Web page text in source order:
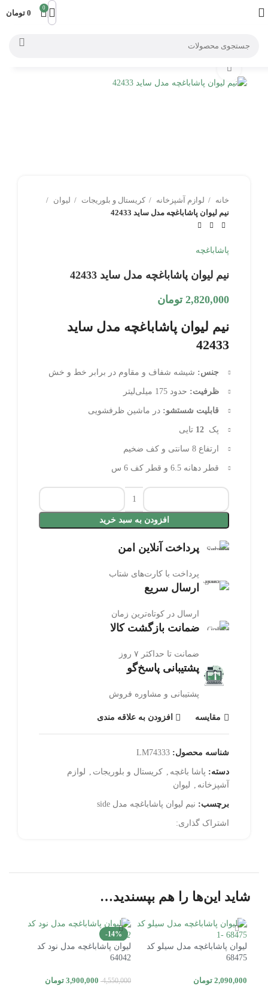
0
0 تومان
خانه لوازم آشپزخانه کریستال و بلوریجات
لیوان
نیم لیوان پاشاباغچه مدل ساید 42433
پاشاباغچه
نیم لیوان پاشاباغچه مدل ساید 42433
2,820,000 تومان
نیم لیوان پاشاباغچه مدل ساید
42433
جنس: شیشه شفاف و مقاوم در برابر خط و خش
ظرفیت: حدود 175 میلی‌لیتر
قابلیت شستشو: در ماشین ظرفشویی
پک 12 تایی
ارتفاع 8 سانتی و کف ضخیم
قطر دهانه 6.5 و قطر کف 6 س
افزودن به سبد خرید
پرداخت آنلاین امن
پرداخت با کارت‌های شتاب
ارسال سریع
ارسال در کوتاه‌ترین زمان
ضمانت بازگشت کالا
ضمانت تا حداکثر ۷ روز
پشتیبانی پاسخ‌گو
پشتیبانی و مشاوره فروش
مقایسه افزودن به علاقه مندی
شناسه محصول: LM74333
دسته: پاشا باغچه , کریستال و بلوریجات , لوازم
آشپزخانه , لیوان
برچسب: نیم لیوان پاشاباغچه مدل side
اشتراک گذاری:
شاید این‌ها را هم بپسندید…
لیوان پاشاباغچه مدل سیلو کد
68475
2,090,000 تومان
-14%
لیوان پاشاباغچه مدل نود کد
64042
4,550,000
3,900,000 تومان